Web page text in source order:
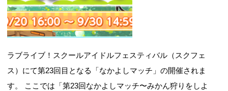
ラブライブ！スクールアイドルフェスティバル（スクフェ
ス）にて第23回目となる「なかよしマッチ」の開催されま
す。 ここでは「第23回なかよしマッチ〜みかん狩りをしよ